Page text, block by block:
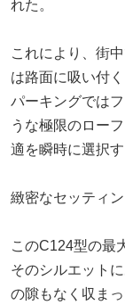
れた。
これにより、街
は路面に吸い付
パーキングでは
うな極限のロー
適を瞬時に選択
緻密なセッティ
このC124型の最
そのシルエット
の隙もなく収ま